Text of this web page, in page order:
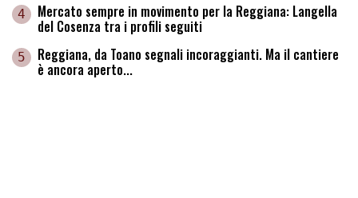
4 Mercato sempre in movimento per la Reggiana: Langella
del Cosenza tra i profili seguiti
5 Reggiana, da Toano segnali incoraggianti. Ma il cantiere
è ancora aperto...